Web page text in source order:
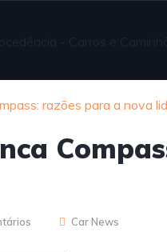
razões para a nova
Car News